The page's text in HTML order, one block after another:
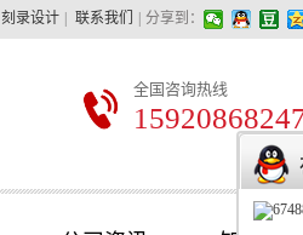
刻录设计 联系我们 分享到：
全国咨询热线